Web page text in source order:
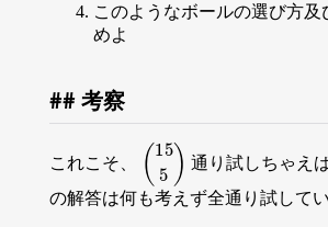
このようなボールの選び方及
めよ
考察
これこそ、 (155) 通り試しちゃえ
の解答は何も考えず全通り試して